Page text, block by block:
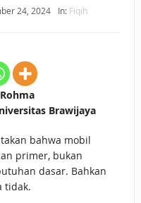
24, 2024 In: Fiqih
Brawijaya
bahwa mobil
primer, bukan
dasar. Bahkan
tidak.